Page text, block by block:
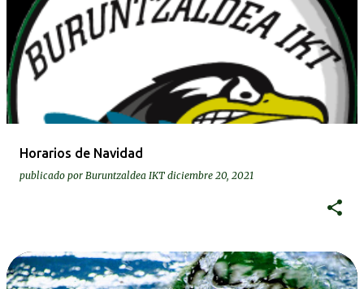
Horarios de Navidad
publicado por Buruntzaldea IKT diciembre 20, 2021